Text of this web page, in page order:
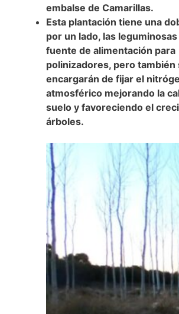
embalse de Camarillas.
Esta plantación tiene una
por un lado, las
fuente de alimentación para
polinizadores, pero también
encargarán de fijar el
atmosférico mejorando la
suelo y favoreciendo el
árboles.